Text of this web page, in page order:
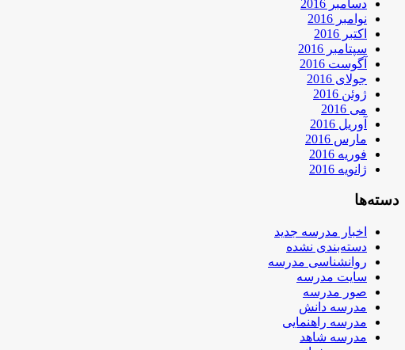
دسامبر 2016
نوامبر 2016
اکتبر 2016
سپتامبر 2016
آگوست 2016
جولای 2016
ژوئن 2016
می 2016
آوریل 2016
مارس 2016
فوریه 2016
ژانویه 2016
دسته‌ها
اخبار مدرسه جدید
دسته‌بندی نشده
روانشناسی مدرسه
سایت مدرسه
صور مدرسه
مدرسه دانش
مدرسه راهنمایی
مدرسه شاهد